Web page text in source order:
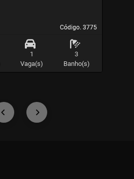
Código. 3775
Código. 3775
1
Vaga(s)
3
Banho(s)